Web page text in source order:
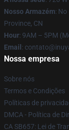
Nosso Armazém:
Province, CN
Hour: 9AM – 5PM
Email :
Nossa empresa
Sobre nós
Termos e Condições
Políticas de
DMCA - Política de
CA SB657: Lei de